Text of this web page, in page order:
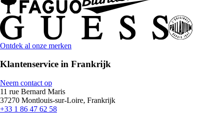
Ontdek al onze merken
Klantenservice in Frankrijk
Neem contact op
11 rue Bernard Maris
37270 Montlouis-sur-Loire, Frankrijk
+33 1 86 47 62 58